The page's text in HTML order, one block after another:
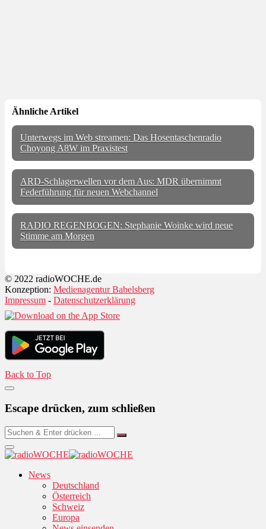
Ähnliche Artikel
Unterwegs im Web streamen: Das Hosentaschenradio
Choyong A8W im Praxistest
ARD-Schlagerwellen vor dem Aus: MDR übernimmt
Federführung für neuen Webchannel
RADIO REGENBOGEN: Stephanie Woinke wird neue
Stimme am Morgen
© 2022 radioWOCHE.de
Konzeption: Medienagentur Babelsberg
Impressum - Datenschutzerklärung
Back to Top
Escape drücken, zum schließen
News
Deutschland
Österreich
Schweiz
Europa